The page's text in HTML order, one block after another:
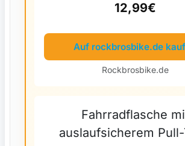
12,99€
Auf rockbrosbike.de
Rockbrosbike.de
Fahrradflasche
auslaufsicherem